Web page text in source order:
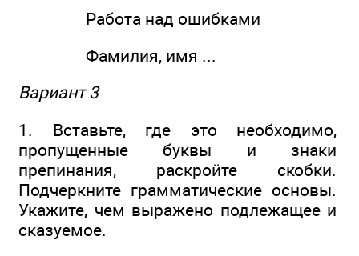
Работа над ошибками
Фамилия, имя ...
Вариант 3
1. Вставьте, где это необходимо,
пропущенные буквы и знаки
препинания, раскройте скобки.
Подчеркните грамматические основы.
Укажите, чем выражено подлежащее и
сказуемое.